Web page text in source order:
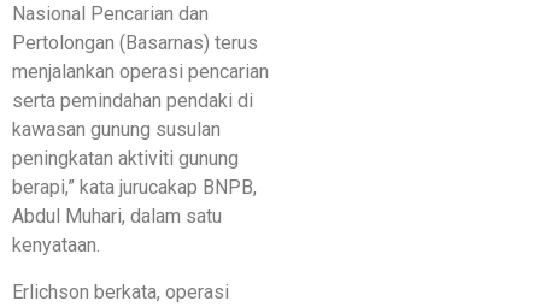
Nasional Pencarian dan
Pertolongan (Basarnas) terus
menjalankan operasi pencarian
serta pemindahan pendaki di
kawasan gunung susulan
peningkatan aktiviti gunung
berapi,” kata jurucakap BNPB,
Abdul Muhari, dalam satu
kenyataan.
Erlichson berkata, operasi